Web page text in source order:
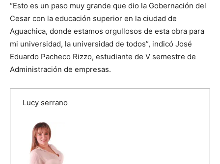
“Esto es un paso muy grande que dio la Gobernación del
Cesar con la educación superior en la ciudad de
Aguachica, donde estamos orgullosos de esta obra para
mi universidad, la universidad de todos”, indicó José
Eduardo Pacheco Rizzo, estudiante de V semestre de
Administración de empresas.
Lucy serrano